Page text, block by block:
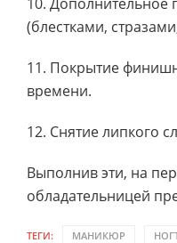
(блестками,
11. Покрытие
времени.
12. Снятие липкого
Выполнив эти, на
обладательницей
ТЕГИ: МАНИКЮР